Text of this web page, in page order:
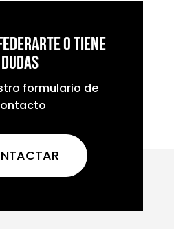
o tiene
dudas
formulario de